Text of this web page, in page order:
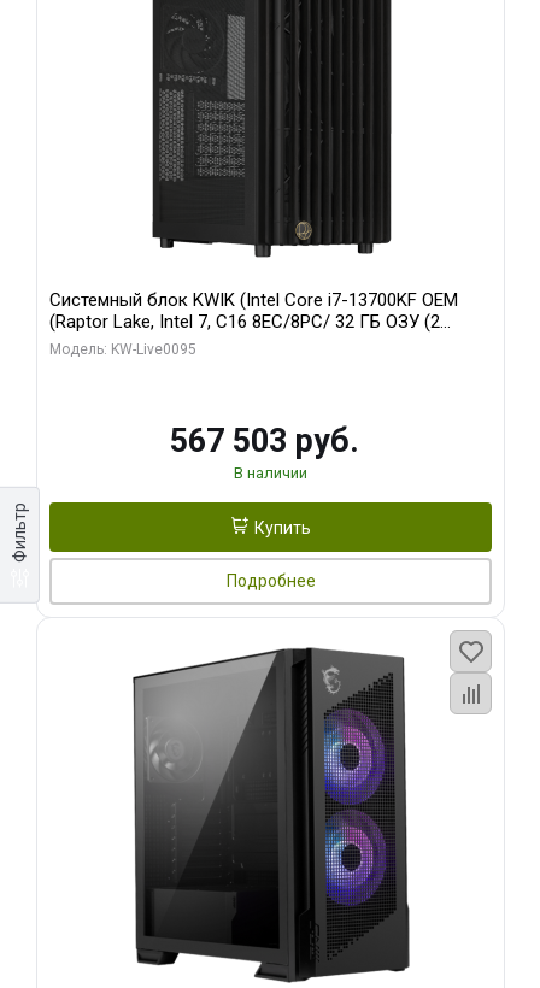
Фильтр
Системный блок KWIK (Intel Core i7-13700KF OEM
(Raptor Lake, Intel 7, C16 8EC/8PC/ 32 ГБ ОЗУ (2
модуля)/ Afox RTX4090 24GB GDDR6X 384-Bit 3xDP
Модель: KW-Live0095
567 503 руб.
В наличии
Купить
Подробнее